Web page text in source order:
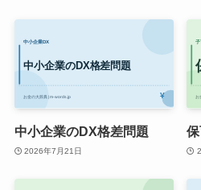
中小企業のDX格差問題
2026年7月21日